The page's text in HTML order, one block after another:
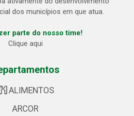
dos municípios em que atua.
parte do nosso time!
Clique aqui
ALIMENTOS
ARCOR